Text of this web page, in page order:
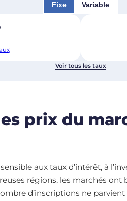
Fixe Variable
Voir tous les taux
prix du
aux taux d’intérêt, à
régions, les marchés ont
d’inscriptions ne